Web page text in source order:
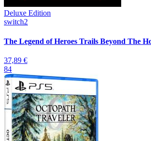
Deluxe Edition
switch2
The Legend of Heroes Trails Beyond The
37,89 €
84